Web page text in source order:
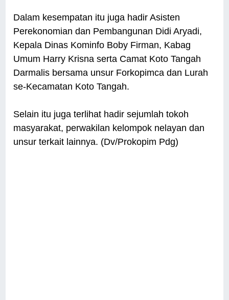
Dalam kesempatan itu juga hadir Asisten
Perekonomian dan Pembangunan Didi Aryadi,
Kepala Dinas Kominfo Boby Firman, Kabag
Umum Harry Krisna serta Camat Koto Tangah
Darmalis bersama unsur Forkopimca dan Lurah
se-Kecamatan Koto Tangah.
Selain itu juga terlihat hadir sejumlah tokoh
masyarakat, perwakilan kelompok nelayan dan
unsur terkait lainnya. (Dv/Prokopim Pdg)